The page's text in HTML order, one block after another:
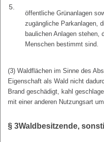
5.
öffentliche Grünanlagen
zugängliche Parkanlagen,
baulichen Anlagen stehen,
Menschen bestimmt sind.
(3) Waldflächen im Sinne des
Eigenschaft als Wald nicht
Brand geschädigt, kahl
mit einer anderen Nutzungsart
§ 3Waldbesitzende,